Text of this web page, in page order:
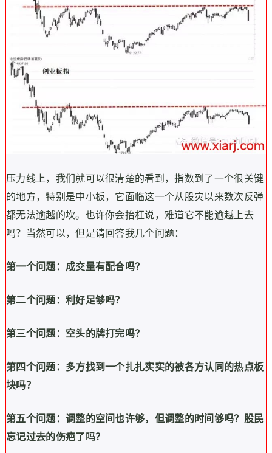
压力线上，我们就可以很清楚的看到，指数到了一个很关键
的地方，特别是中小板，它面临这一个从股灾以来数次反弹
都无法逾越的坎。也许你会抬杠说，难道它不能逾越上去
吗？当然可以，但是请回答我几个问题：
第一个问题：成交量有配合吗？
第二个问题：利好足够吗？
第三个问题：空头的牌打完吗？
第四个问题：多方找到一个扎扎实实的被各方认同的热点板
块吗？
第五个问题：调整的空间也许够，但调整的时间够吗？股民
忘记过去的伤疤了吗？